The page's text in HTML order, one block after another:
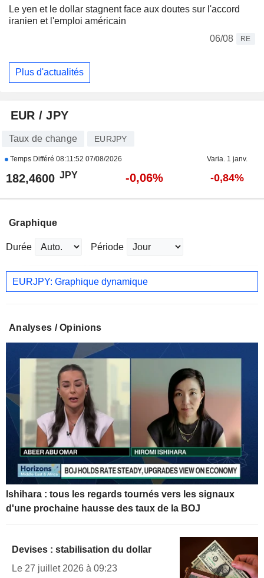
Le yen et le dollar stagnent face aux doutes sur l'accord
iranien et l'emploi américain
06/08
RE
Plus d'actualités
EUR / JPY
Taux de change EURJPY
Temps Différé 08:11:52 07/08/2026 Varia. 1 janv.
182,4600 JPY -0,06% -0,84%
Graphique
Durée Période
EURJPY: Graphique dynamique
Analyses / Opinions
Ishihara : tous les regards tournés vers les signaux
d'une prochaine hausse des taux de la BOJ
Devises : stabilisation du dollar
Le 27 juillet 2026 à 09:23